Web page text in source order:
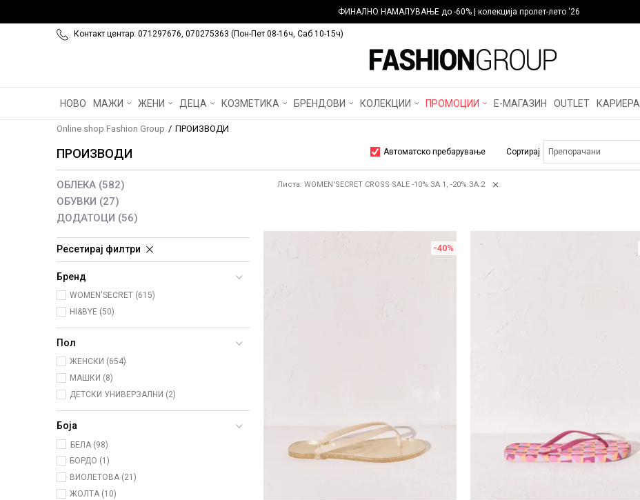
ФИНАЛНО НАМАЛУВАЊЕ до -60% | колекција пролет-лето '26
Контакт центар: 071297676, 070275363 (Пон-Пет 08-16ч, Саб 10-15ч)
НОВО МАЖИ ЖЕНИ ДЕЦА КОЗМЕТИКА БРЕНДОВИ КОЛЕКЦИИ ПРОМОЦИИ Е-МАГАЗИН OUTLET КАРИЕРА
Online shop Fashion Group ПРОИЗВОДИ
ПРОИЗВОДИ Автоматско пребарување Сортирај
ОБЛЕКА (582)
ОБУВКИ (27)
ДОДАТОЦИ (56)
Ресетирај филтри
Бренд
WOMEN'SECRET (615)
HI&BYE (50)
Пол
ЖЕНСКИ (654)
МАШКИ (8)
ДЕТСКИ УНИВЕРЗАЛНИ (2)
Боја
БЕЛА (98)
БОРДО (1)
ВИОЛЕТОВА (21)
ЖОЛТА (10)
Листа: WOMEN'SECRET CROSS SALE -10% ЗА 1, -20% ЗА 2
-40%